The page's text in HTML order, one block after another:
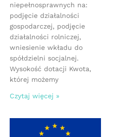
niepełnosprawnych na:
podjęcie działalności
gospodarczej, podjęcie
działalności rolniczej,
wniesienie wkładu do
spółdzielni socjalnej.
Wysokość dotacji Kwota,
której możemy
Czytaj więcej »